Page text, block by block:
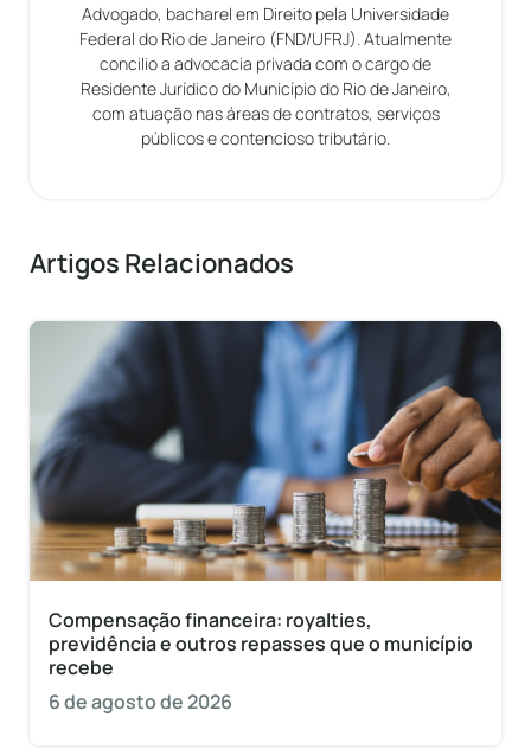
Advogado, bacharel em Direito pela Universidade
Federal do Rio de Janeiro (FND/UFRJ). Atualmente
concilio a advocacia privada com o cargo de
Residente Jurídico do Município do Rio de Janeiro,
com atuação nas áreas de contratos, serviços
públicos e contencioso tributário.
Artigos Relacionados
Compensação financeira: royalties,
previdência e outros repasses que o município
recebe
6 de agosto de 2026